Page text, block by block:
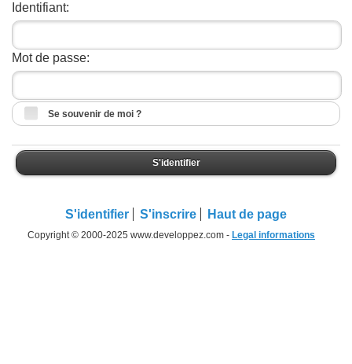
Identifiant:
Mot de passe:
Se souvenir de moi ?
S'identifier
S'identifier S'inscrire Haut de page
Copyright © 2000-2025 www.developpez.com - Legal informations